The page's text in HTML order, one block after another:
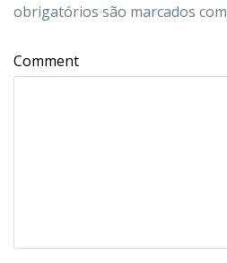
obrigatórios são marcados com
Comment